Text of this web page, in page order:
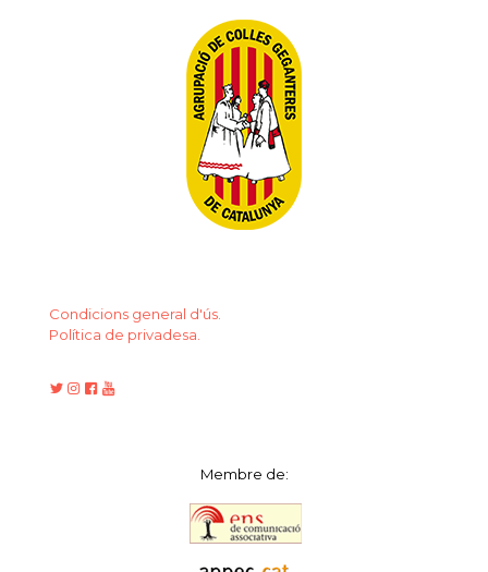
Condicions general d'ús.
Política de privadesa.
Membre de: